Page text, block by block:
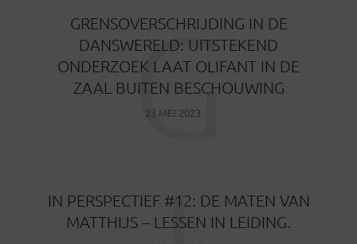
GRENSOVERSCHRIJDING IN DE
DANSWERELD: UITSTEKEND
ONDERZOEK LAAT OLIFANT IN DE
ZAAL BUITEN BESCHOUWING
23 MEI 2023
G
IN PERSPECTIEF #12: DE MATEN VAN
MATTHIJS – LESSEN IN LEIDING.